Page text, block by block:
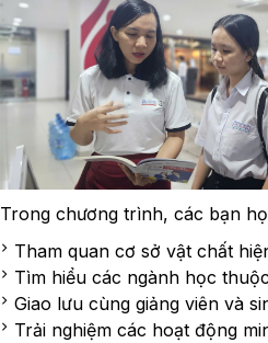
Trong chương trình, các bạn
Tham quan cơ sở vật chất
Tìm hiểu các ngành học
Giao lưu cùng giảng viên và
Trải nghiệm các hoạt động